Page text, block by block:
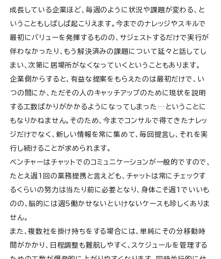
成長している企業ほど、毎週のように状況や課題が変わる、と
いうこともしばしば起こりえます。今までのナレッジやスキルで
最初にバリューを発揮するものの、サジェストするだけで実行が
伴わなかったり、もう解決済みの課題について延々と話してし
まい、次第に居場所がなくなっていくということもあります。
企業側からすると、有益な提案をもらえたのは最初だけで、い
つの間にか、ただその人のキャッチアップのために現状を説明
する工数ばかりがかかるようになってしまった…ということに
もなりかねません。そのため、今までコンサルで得てきたナレッ
ジだけでなく、新しい情報を常に集めて、毎回提言し、それを実
行し続けることが求められます。
ベンチャーはチャットでのコミュニケーションが一般的ですので、
たとえ週1回の業務提携と言えども、チャットは常にチェックす
るくらいの努力は当たり前に必要となり、身体こそ週1でいいも
のの、脳的には週5働かせないといけないケースも珍しくありま
せん。
また、複数社を掛け持ちをする場合には、単純にその分移動時
間がかかり、日程調整も難航しやすく、スケジュールを管理する